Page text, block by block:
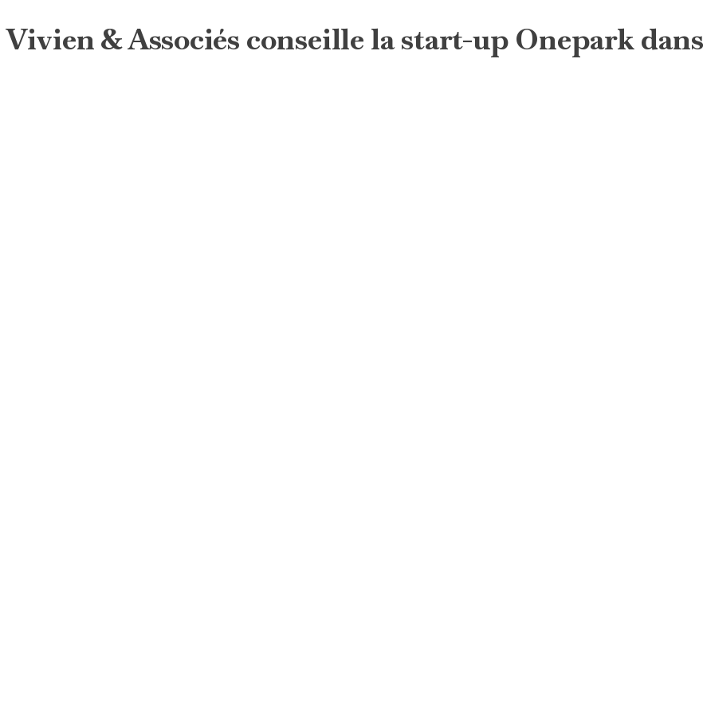
Vivien & Associés conseille la start-up Onepark